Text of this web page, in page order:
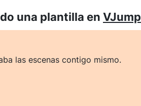
una plantilla en VJump
las escenas contigo mismo.